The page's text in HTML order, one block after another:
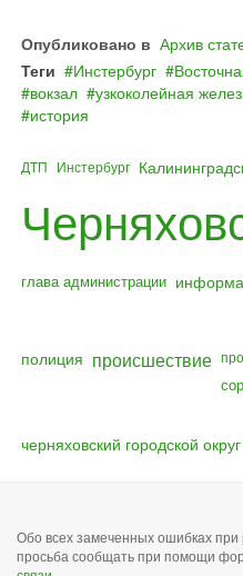
Опубликовано в Архив
Теги
Инстербург
вокзал
узкоколейная
история
ДТП Инстербург
глава администрации
полиция происшествие
черняховский городской округ
Обо всех замеченных ошибках при
просьба сообщать при помощи